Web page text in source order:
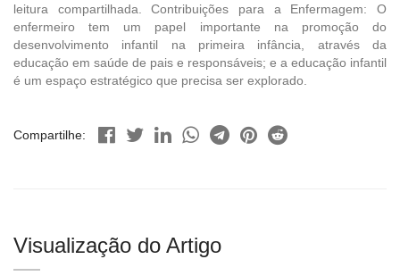
leitura compartilhada. Contribuições para a Enfermagem: O
enfermeiro tem um papel importante na promoção do
desenvolvimento infantil na primeira infância, através da
educação em saúde de pais e responsáveis; e a educação infantil
é um espaço estratégico que precisa ser explorado.
Compartilhe:
Visualização do Artigo